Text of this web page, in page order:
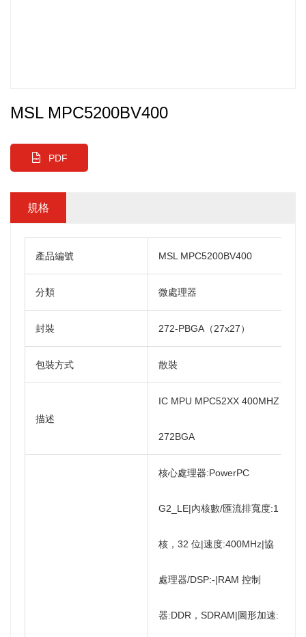
MSL MPC5200BV400
PDF
規格
產品編號 MSL MPC5200BV400
分類 微處理器
封裝 272-PBGA（27x27）
包裝方式 散裝
描述
IC MPU MPC52XX 400MHZ
272BGA
核心處理器:PowerPC
G2_LE|內核數/匯流排寬度:1
核，32 位|速度:400MHz|協
處理器/DSP:-|RAM 控制
器:DDR，SDRAM|圖形加速: